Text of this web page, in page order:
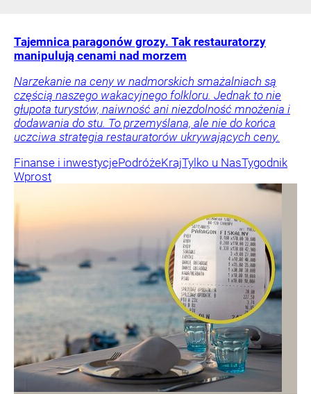
Tajemnica paragonów grozy. Tak restauratorzy
manipulują cenami nad morzem
Narzekanie na ceny w nadmorskich smażalniach są
częścią naszego wakacyjnego folkloru. Jednak to nie
głupota turystów, naiwność ani niezdolność mnożenia i
dodawania do stu. To przemyślana, ale nie do końca
uczciwa strategia restauratorów ukrywających ceny.
Finanse i inwestycjePodróżeKrajTylko u NasTygodnik
Wprost